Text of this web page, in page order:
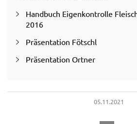
Handbuch Eigenkontrolle
2016
Präsentation Fötschl
Präsentation Ortner
05.11.2021